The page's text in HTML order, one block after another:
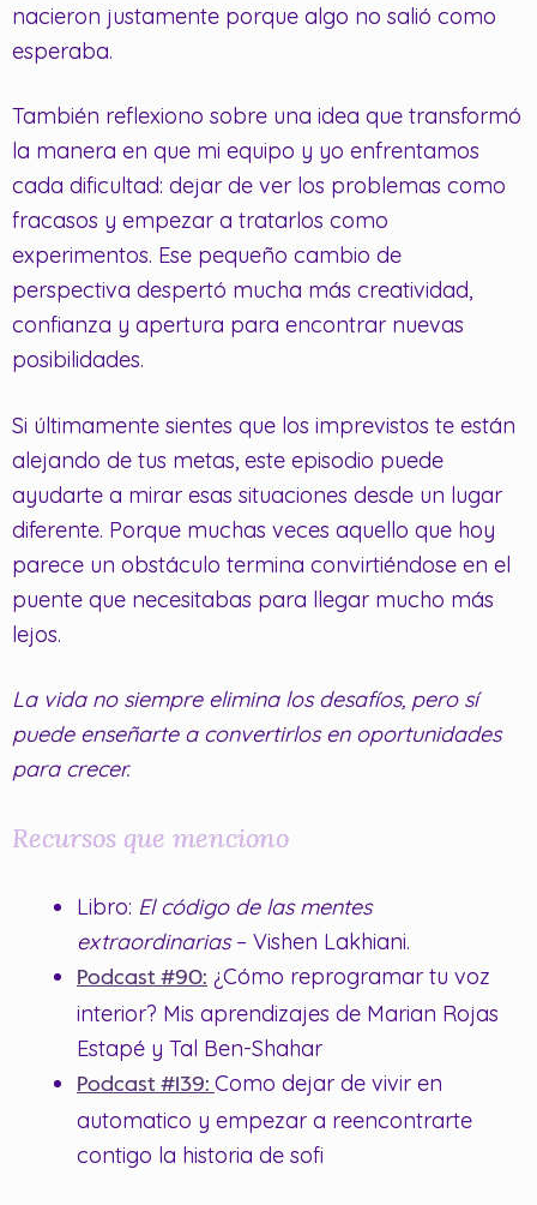
nacieron justamente porque algo no salió como
esperaba.
También reflexiono sobre una idea que transformó
la manera en que mi equipo y yo enfrentamos
cada dificultad: dejar de ver los problemas como
fracasos y empezar a tratarlos como
experimentos. Ese pequeño cambio de
perspectiva despertó mucha más creatividad,
confianza y apertura para encontrar nuevas
posibilidades.
Si últimamente sientes que los imprevistos te están
alejando de tus metas, este episodio puede
ayudarte a mirar esas situaciones desde un lugar
diferente. Porque muchas veces aquello que hoy
parece un obstáculo termina convirtiéndose en el
puente que necesitabas para llegar mucho más
lejos.
La vida no siempre elimina los desafíos, pero sí
puede enseñarte a convertirlos en oportunidades
para crecer.
Recursos que menciono
Libro: El código de las mentes
extraordinarias– Vishen Lakhiani.
Podcast #90: ¿Cómo reprogramar tu voz
interior? Mis aprendizajes de Marian Rojas
Estapé y Tal Ben-Shahar
Podcast #139: Como dejar de vivir en
automatico y empezar a reencontrarte
contigo la historia de sofi